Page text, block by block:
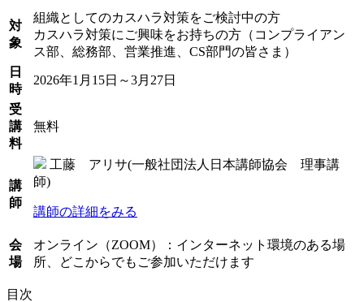
対
象
組織としてのカスハラ対策をご検討中の方
カスハラ対策にご興味をお持ちの方（コンプライアン
ス部、総務部、営業推進、CS部門の皆さま）
日
時
2026年1月15日～3月27日
受
講
料
無料
講
師
工藤 アリサ(一般社団法人日本講師協会 理事講
師)
講師の詳細をみる
会
場
オンライン（ZOOM）：インターネット環境のある場
所、どこからでもご参加いただけます
目次